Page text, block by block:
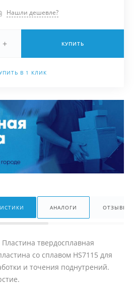
Нашли дешевле?
+ КУПИТЬ
В 1 КЛИК
АНАЛОГИ ОТЗЫВЫ
Пластина твердосплавная
со сплавом HS7115 для
и точения поднутрений.